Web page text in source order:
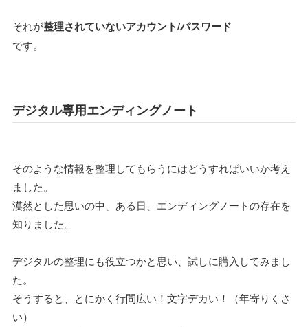
それが整理されていないアカウント/パスワード
です。
デジタル専用エンディングノート
そのような情報を整理してもらうにはどうすればいいか考え
ました。
漠然とした思いの中、ある日、エンディングノートの存在を
知りました。
デジタルの整理にも役立つかと思い、試しに購入してみまし
た。
そうすると、とにかく行間広い！文字デカい！（年寄りくさ
い）